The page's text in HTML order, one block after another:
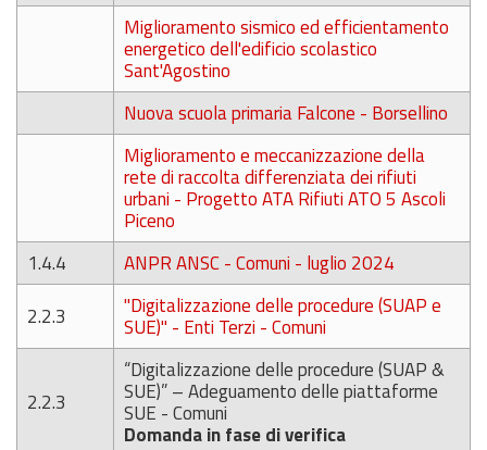
Miglioramento sismico ed efficientamento
energetico dell'edificio scolastico
Sant'Agostino
Nuova scuola primaria Falcone - Borsellino
Miglioramento e meccanizzazione della
rete di raccolta differenziata dei rifiuti
urbani - Progetto ATA Rifiuti ATO 5 Ascoli
Piceno
1.4.4
ANPR ANSC - Comuni - luglio 2024
2.2.3
"Digitalizzazione delle procedure (SUAP e
SUE)" - Enti Terzi - Comuni
2.2.3
“Digitalizzazione delle procedure (SUAP &
SUE)” – Adeguamento delle piattaforme
SUE - Comuni
Domanda in fase di verifica